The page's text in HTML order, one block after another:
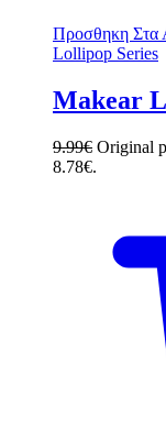
Προσθηκη Στα
Lollipop Series
Makear
9.99€ Original
8.78€.